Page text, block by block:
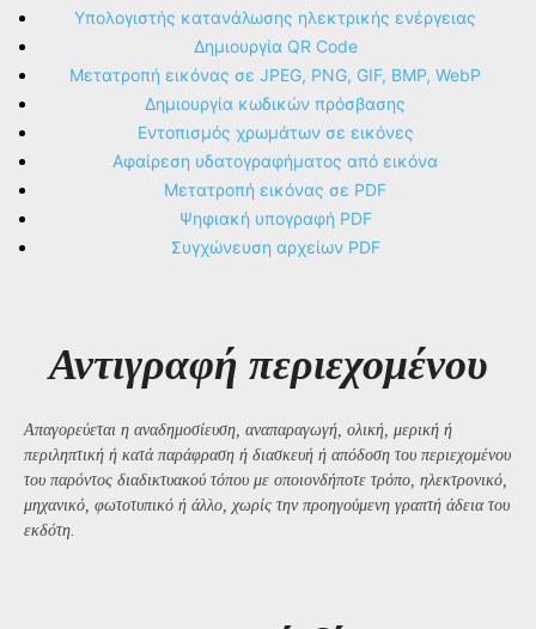
Υπολογιστής κατανάλωσης ηλεκτρικής ενέργειας
Δημιουργία QR Code
Μετατροπή εικόνας σε JPEG, PNG, GIF, BMP, WebP
Δημιουργία κωδικών πρόσβασης
Εντοπισμός χρωμάτων σε εικόνες
Αφαίρεση υδατογραφήματος από εικόνα
Μετατροπή εικόνας σε PDF
Ψηφιακή υπογραφή PDF
Συγχώνευση αρχείων PDF
Αντιγραφή περιεχομένου
Απαγορεύεται η αναδημοσίευση, αναπαραγωγή, ολική, μερική ή
περιληπτική ή κατά παράφραση ή διασκευή ή απόδοση του περιεχομένου
του παρόντος διαδικτυακού τόπου με οποιονδήποτε τρόπο, ηλεκτρονικό,
μηχανικό, φωτοτυπικό ή άλλο, χωρίς την προηγούμενη γραπτή άδεια του
εκδότη.